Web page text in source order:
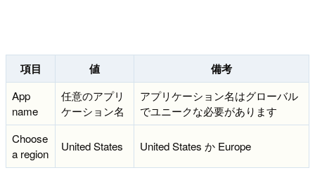
項目 値 備考
App
name
任意のアプリ
ケーション名
アプリケーション名はグローバル
でユニークな必要があります
Choose
a region
United States United States か Europe